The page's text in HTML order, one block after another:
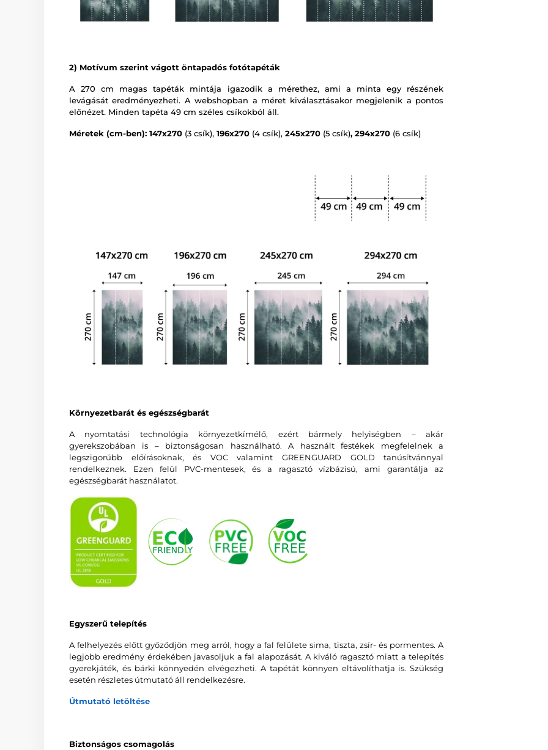
2) Motívum szerint vágott öntapadós fotótapéták
A 270 cm magas tapéták mintája igazodik a mérethez, ami a minta egy részének
levágását eredményezheti. A webshopban a méret kiválasztásakor megjelenik a pontos
előnézet. Minden tapéta 49 cm széles csíkokból áll.
Méretek (cm-ben): 147x270 (3 csík), 196x270 (4 csík), 245x270 (5 csík), 294x270 (6 csík)
Környezetbarát és egészségbarát
A nyomtatási technológia környezetkímélő, ezért bármely helyiségben – akár
gyerekszobában is – biztonságosan használható. A használt festékek megfelelnek a
legszigorúbb előírásoknak, és VOC valamint GREENGUARD GOLD tanúsítvánnyal
rendelkeznek. Ezen felül PVC-mentesek, és a ragasztó vízbázisú, ami garantálja az
egészségbarát használatot.
Egyszerű telepítés
A felhelyezés előtt győződjön meg arról, hogy a fal felülete sima, tiszta, zsír- és pormentes. A
legjobb eredmény érdekében javasoljuk a fal alapozását. A kiváló ragasztó miatt a telepítés
gyerekjáték, és bárki könnyedén elvégezheti. A tapétát könnyen eltávolíthatja is. Szükség
esetén részletes útmutató áll rendelkezésre.
Útmutató letöltése
Biztonságos csomagolás